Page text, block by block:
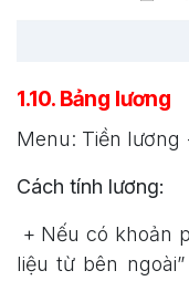
1.10. Bảng lương
Menu: Tiền lương
Cách tính lương:
+ Nếu có khoản
liệu từ bên